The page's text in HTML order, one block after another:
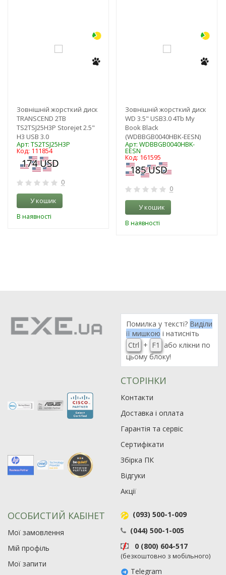
Зовнішній жорсткий диск
TRANSCEND 2TB
TS2TSJ25H3P Storejet 2.5"
H3 USB 3.0
Арт: TS2TSJ25H3P
Код: 111854
0
У кошик
В наявності
Зовнішній жорсткий диск
WD 3.5" USB3.0 4Tb My
Book Black
(WDBBGB0040HBK-EESN)
Арт: WDBBGB0040HBK-
EESN
Код: 161595
0
У кошик
В наявності
Помилка у тексті? Виділи
її мишкою і натисніть
Ctrl + F1
або клікни по
цьому блоку!
СТОРІНКИ
Контакти
Доставка і оплата
Гарантія та сервіс
Сертифікати
Збірка ПК
Відгуки
Акції
ОСОБИСТИЙ КАБІНЕТ
Мої замовлення
Мій профіль
Мої запити
(093) 500-1-009
(044) 500-1-005
0 (800) 604-517
(безкоштовно з мобільного)
Telegram